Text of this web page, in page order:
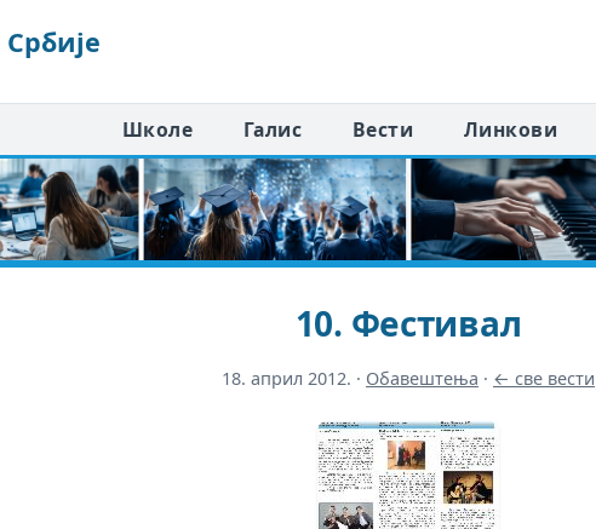
Школе Галис Вести Линкови
10. Фестивал
18. април 2012. · Обавештења · ← све вести